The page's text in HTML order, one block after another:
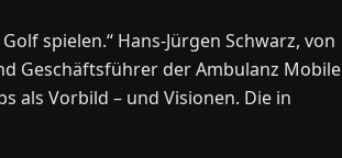
spielen.“ Hans-Jürgen Schwarz, von
Geschäftsführer der Ambulanz Mobile
als Vorbild – und Visionen. Die in